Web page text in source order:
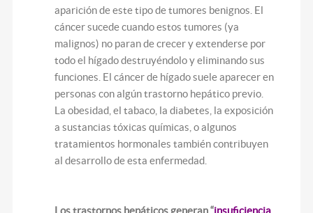
aparición de este tipo de tumores benignos. El
cáncer sucede cuando estos tumores (ya
malignos) no paran de crecer y extenderse por
todo el hígado destruyéndolo y eliminando sus
funciones. El cáncer de hígado suele aparecer en
personas con algún trastorno hepático previo.
La obesidad, el tabaco, la diabetes, la exposición
a sustancias tóxicas químicas, o algunos
tratamientos hormonales también contribuyen
al desarrollo de esta enfermedad.
Los trastornos hepáticos generan “insuficiencia